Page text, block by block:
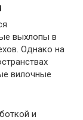
выхлопы в
Однако на
вилочные
и